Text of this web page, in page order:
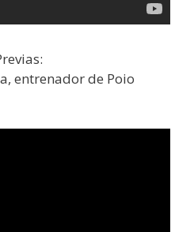
entrenador de Poio